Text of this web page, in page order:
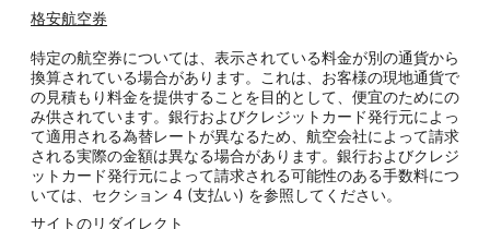
格安航空券
特定の航空券については、表示されている料金が別の通貨から
換算されている場合があります。これは、お客様の現地通貨で
の見積もり料金を提供することを目的として、便宜のためにの
み供されています。銀行およびクレジットカード発行元によっ
て適用される為替レートが異なるため、航空会社によって請求
される実際の金額は異なる場合があります。銀行およびクレジ
ットカード発行元によって請求される可能性のある手数料につ
いては、セクション 4 (支払い) を参照してください。
サイトのリダイレクト